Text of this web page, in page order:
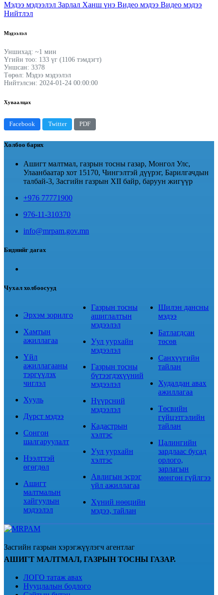
Мэдээ мэдээлэл Зарлал Ханш үнэ Видео мэдээ Видео мэдээ
Нийтлэл
Мэдээлэл
Уншихад: ~1 мин
Үгийн тоо: 133 үг (1106 тэмдэгт)
Уншсан: 3378
Төрөл: Мэдээ мэдээлэл
Нийтэлсэн: 2024-01-24 00:00:00
Хуваалцах
Facebook Twitter PDF
Холбоо барих
Ашигт малтмал, газрын тосны газар, Монгол Улс,
Улаанбаатар хот 15170, Чингэлтэй дүүрэг, Барилгачдын
талбай-3, Засгийн газрын XII байр, баруун жигүүр
+976 77771900
976-11-310370
info@mrpam.gov.mn
Биднийг дагах
Чухал холбоосууд
Эрхэм зорилго
Хамтын
ажиллагаа
Үйл
ажиллагааны
тэргүүлэх
чиглэл
Хууль
Дүрст мэдээ
Сонгон
шалгаруулалт
Нээлттэй
өгөгдөл
Ашигт
малтмалын
хайгуулын
мэдээлэл
Газрын тосны
ашиглалтын
мэдээлэл
Уул уурхайн
мэдээлэл
Газрын тосны
бүтээгдэхүүний
мэдээлэл
Нүүрсний
мэдээлэл
Кадастрын
хэлтэс
Уул уурхайн
хэлтэс
Авлигын эсрэг
үйл ажиллагаа
Хүний нөөцийн
мэдээ, тайлан
Шилэн дансны
мэдээ
Батлагдсан
төсөв
Санхүүгийн
тайлан
Худалдан авах
ажиллагаа
Төсвийн
гүйцэтгэлийн
тайлан
Цалингийн
зардлаас бусад
орлого,
зарлагын
мөнгөн гүйлгээ
Засгийн газрын хэрэгжүүлэгч агентлаг
АШИГТ МАЛТМАЛ, ГАЗРЫН ТОСНЫ ГАЗАР.
ЛОГО татаж авах
Нууцлалын бодлого